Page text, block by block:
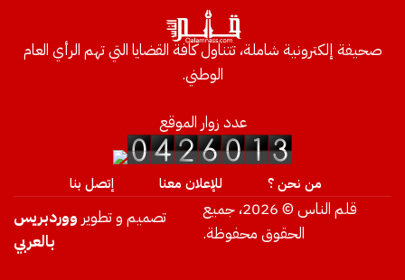
صحيفة إلكترونية شاملة، تتناول كافة القضايا التي تهم الرأي العام
الوطني.
عدد زوار الموقع
من نحن ؟ للإعلان معنا إتصل بنا
قلم الناس © 2026، جميع
الحقوق محفوظة.
تصميم و تطوير ووردبريس
بالعربي